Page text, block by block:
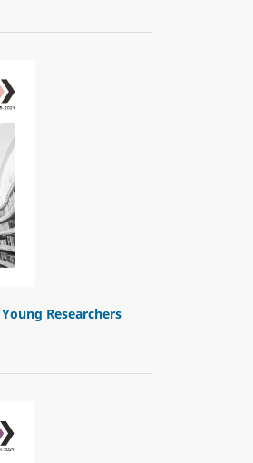
Researchers